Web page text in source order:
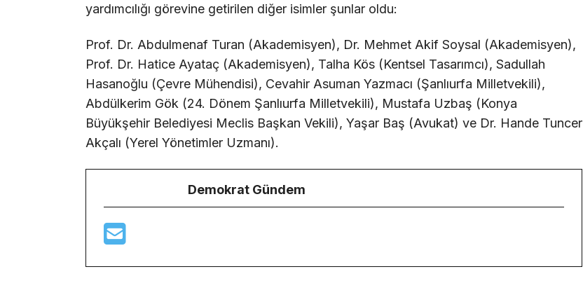
yardımcılığı görevine getirilen diğer isimler şunlar oldu:
Prof. Dr. Abdulmenaf Turan (Akademisyen), Dr. Mehmet Akif Soysal (Akademisyen),
Prof. Dr. Hatice Ayataç (Akademisyen), Talha Kös (Kentsel Tasarımcı), Sadullah
Hasanoğlu (Çevre Mühendisi), Cevahir Asuman Yazmacı (Şanlıurfa Milletvekili),
Abdülkerim Gök (24. Dönem Şanlıurfa Milletvekili), Mustafa Uzbaş (Konya
Büyükşehir Belediyesi Meclis Başkan Vekili), Yaşar Baş (Avukat) ve Dr. Hande Tuncer
Akçalı (Yerel Yönetimler Uzmanı).
Demokrat Gündem